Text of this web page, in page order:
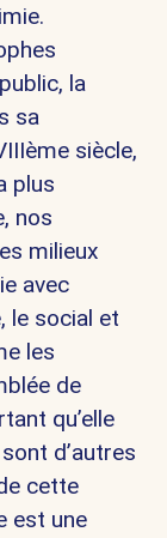
la
sa
siècle,
plus
nos
milieux
avec
le social et
les
de
qu’elle
d’autres
cette
est une